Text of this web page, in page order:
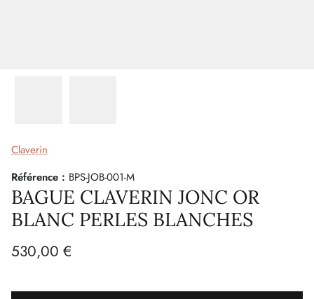
Claverin
Référence : BPS-JOB-001-M
BAGUE CLAVERIN JONC OR
BLANC PERLES BLANCHES
530,00 €